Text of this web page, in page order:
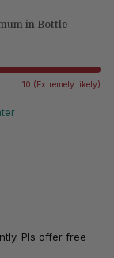
in Bottle
10 (Extremely likely)
Pls offer free